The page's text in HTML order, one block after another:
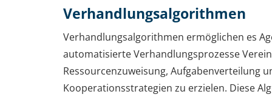
Verhandlungsalgorithmen
Verhandlungsalgorithmen ermöglichen es
automatisierte Verhandlungsprozesse
Ressourcenzuweisung, Aufgabenverteilung
Kooperationsstrategien zu erzielen. Diese